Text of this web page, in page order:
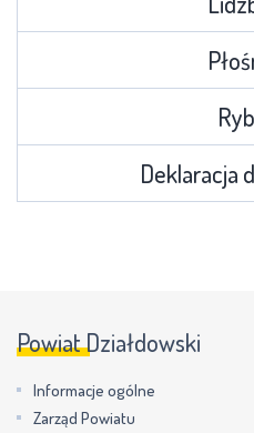
Deklaracja
Powiat Działdowski
Informacje ogólne
Zarząd Powiatu